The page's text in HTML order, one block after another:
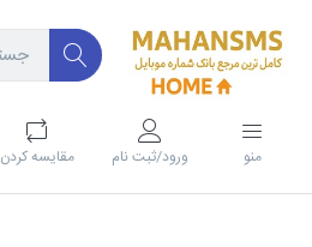
منو ورود/ثبت نام مقايسه كردن